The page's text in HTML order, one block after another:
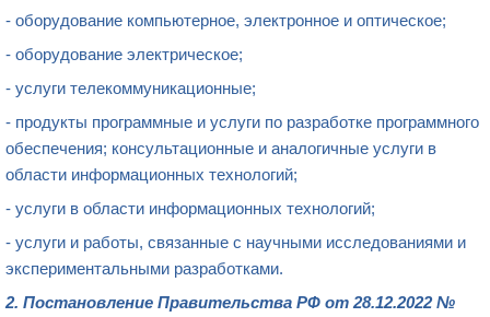
- оборудование компьютерное, электронное и оптическое;
- оборудование электрическое;
- услуги телекоммуникационные;
- продукты программные и услуги по разработке программного
обеспечения; консультационные и аналогичные услуги в
области информационных технологий;
- услуги в области информационных технологий;
- услуги и работы, связанные с научными исследованиями и
экспериментальными разработками.
2. Постановление Правительства РФ от 28.12.2022 №